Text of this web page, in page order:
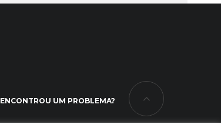
ENCONTROU UM PROBLEMA?